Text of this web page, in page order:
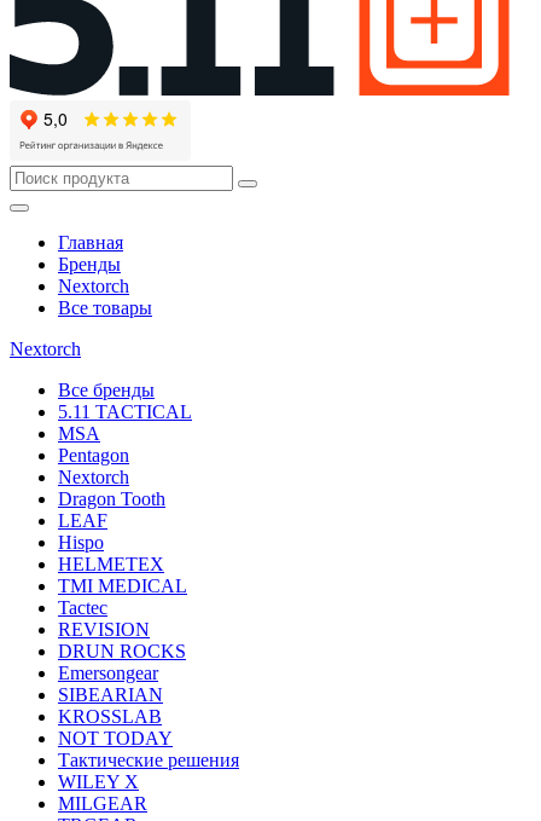
Главная
Бренды
Nextorch
Все товары
Nextorch
Все бренды
5.11 TACTICAL
MSA
Pentagon
Nextorch
Dragon Tooth
LEAF
Hispo
HELMETEX
TMI MEDICAL
Tactec
REVISION
DRUN ROCKS
Emersongear
SIBEARIAN
KROSSLAB
NOT TODAY
Тактические решения
WILEY X
MILGEAR